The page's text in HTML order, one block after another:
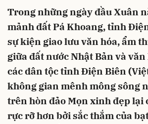
Trong những ngày đầu Xuân
mảnh đất Pá Khoang, tỉnh
sự kiện giao lưu văn hóa, ẩm
giữa đất nước Nhật Bản và
các dân tộc tỉnh Điện Biên
không gian mênh mông sông
trên hòn đảo Mọn xinh đẹp lại
rực rỡ hơn bởi sắc thắm của